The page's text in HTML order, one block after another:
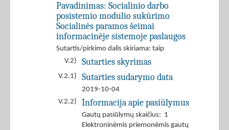
Pavadinimas: Socialinio darbo
posistemio modulio sukūrimo
Socialinės paramos šeimai
informacinėje sistemoje paslaugos
Sutartis/pirkimo dalis skiriama: taip
V.2)
Sutarties skyrimas
V.2.1) Sutarties sudarymo data
2019-10-04
V.2.2)
Informacija apie pasiūlymus
Gautų pasiūlymų skaičius: 1
Elektroninėmis priemonėmis gautų